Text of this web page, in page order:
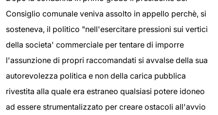
Consiglio comunale veniva assolto in appello perchè, si
sosteneva, il politico "nell'esercitare pressioni sui vertici
della societa' commerciale per tentare di imporre
l'assunzione di propri raccomandati si avvalse della sua
autorevolezza politica e non della carica pubblica
rivestita alla quale era estraneo qualsiasi potere idoneo
ad essere strumentalizzato per creare ostacoli all'avvio